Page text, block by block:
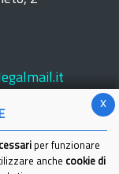
x
per funzionare
anche cookie di